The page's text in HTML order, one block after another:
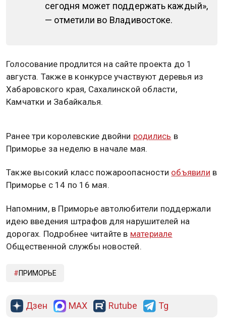
сегодня может поддержать каждый»,
— отметили во Владивостоке.
Голосование продлится на сайте проекта до 1
августа. Также в конкурсе участвуют деревья из
Хабаровского края, Сахалинской области,
Камчатки и Забайкалья.
Ранее три королевские двойни родились в
Приморье за неделю в начале мая.
Также высокий класс пожароопасности объявили в
Приморье с 14 по 16 мая.
Напомним, в Приморье автолюбители поддержали
идею введения штрафов для нарушителей на
дорогах. Подробнее читайте в материале
Общественной службы новостей.
ПРИМОРЬЕ
Дзен MAX Rutube Tg